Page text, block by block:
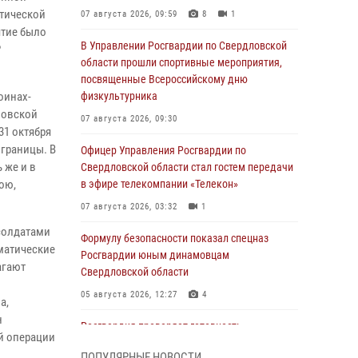
было
октября
В
же и в
операции
07 августа 2026, 09:59 8 1
В Управлении Росгвардии по Свердловской
области прошли спортивные мероприятия,
посвященные Всероссийскому дню
физкультурника
07 августа 2026, 09:30
Офицер Управления Росгвардии по
Свердловской области стал гостем передачи
в эфире телекомпании «Телекон»
07 августа 2026, 03:32 1
Формулу безопасности показал спецназ
Росгвардии юным динамовцам
Свердловской области
05 августа 2026, 12:27 4
Росгвардия проверяет готовность